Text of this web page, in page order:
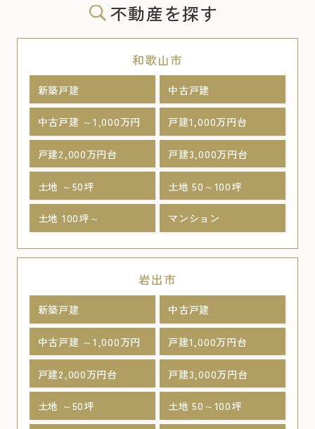
不動産を探す
和歌山市
新築戸建 中古戸建
中古戸建 ～1,000万円 戸建1,000万円台
戸建2,000万円台 戸建3,000万円台
土地 ～50坪 土地 50～100坪
土地 100坪～ マンション
岩出市
新築戸建 中古戸建
中古戸建 ～1,000万円 戸建1,000万円台
戸建2,000万円台 戸建3,000万円台
土地 ～50坪 土地 50～100坪